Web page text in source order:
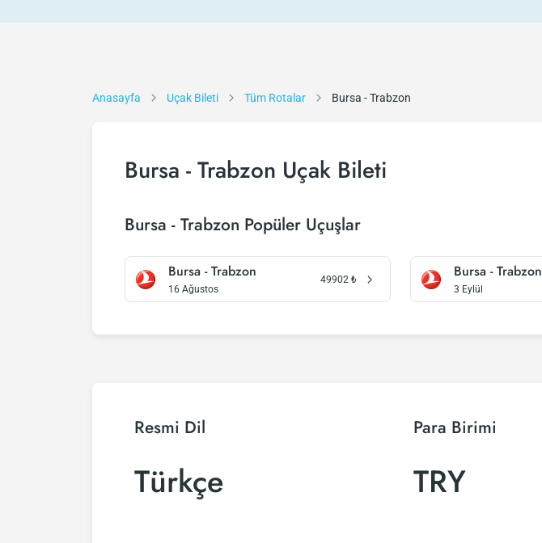
Anasayfa Uçak Bileti Tüm Rotalar Bursa - Trabzon
Bursa - Trabzon Uçak Bileti
Bursa - Trabzon Popüler Uçuşlar
Bursa - Trabzon
16 Ağustos
49902 ₺ Bursa - Trabzon
3 Eylül
Resmi Dil
Türkçe
Para Birimi
TRY